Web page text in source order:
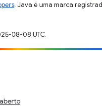
. Java é uma marca
08-08 UTC.